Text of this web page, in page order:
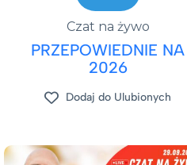
Czat na żywo
PRZEPOWIEDNIE NA
2026
Dodaj do Ulubionych